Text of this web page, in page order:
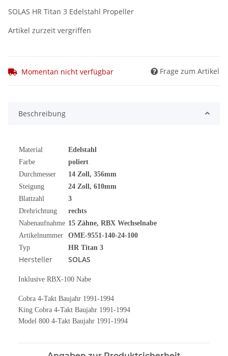
SOLAS HR Titan 3 Edelstahl Propeller
Artikel zurzeit vergriffen
Momentan nicht verfügbar Frage zum Artikel
Beschreibung
Material
Edelstahl
Farbe
poliert
Durchmesser
14 Zoll , 356mm
Steigung
24 Zoll, 610mm
Blattzahl
3
Drehrichtung
rechts
Nabenaufnahme 15 Zähne, RBX Wechselnabe
Artikelnummer
OME-9551-140-24-100
Typ
HR Titan 3
Hersteller SOLAS
Inklusive RBX-100 Nabe
Cobra 4-Takt Baujahr 1991-1994
King Cobra 4-Takt Baujahr 1991-1994
Model 800 4-Takt Baujahr 1991-1994